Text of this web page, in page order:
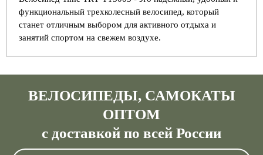
функциональный трехколесный велосипед, который
станет отличным выбором для активного отдыха и
занятий спортом на свежем воздухе.
ВЕЛОСИПЕДЫ, САМОКАТЫ
ОПТОМ
с доставкой по всей России